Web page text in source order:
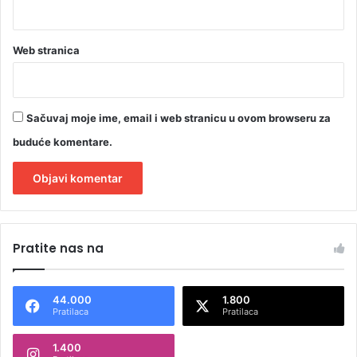
Web stranica
Sačuvaj moje ime, email i web stranicu u ovom browseru za
buduće komentare.
t
n
Pratite nas na
44.000
Pratilaca
1.800
Pratilaca
1.400